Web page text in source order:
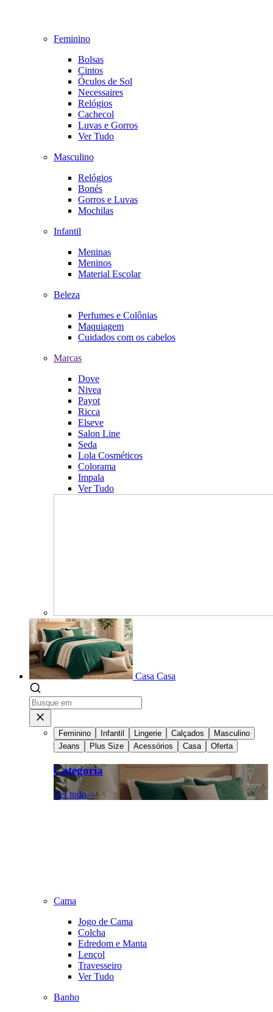
Feminino
Bolsas
Cintos
Óculos de Sol
Necessaires
Relógios
Cachecol
Luvas e Gorros
Ver Tudo
Masculino
Relógios
Bonés
Gorros e Luvas
Mochilas
Infantil
Meninas
Meninos
Material Escolar
Beleza
Perfumes e Colônias
Maquiagem
Cuidados com os cabelos
Marcas
Dove
Nivea
Payot
Ricca
Elseve
Salon Line
Seda
Lola Cosméticos
Colorama
Impala
Ver Tudo
Casa Casa
Feminino Infantil Lingerie Calçados
Masculino
Jeans
Plus Size Acessórios Casa Oferta
Categoria
Ver tudo >
Cama
Jogo de Cama
Colcha
Edredom e Manta
Lençol
Travesseiro
Ver Tudo
Banho